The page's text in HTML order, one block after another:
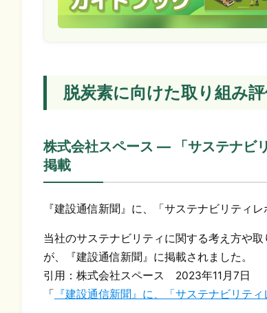
脱炭素に向けた取り組み
株式会社スペース ― 「サステナビ
掲載
『建設通信新聞』に、「サステナビリティ
当社のサステナビリティに関する考え方や
が、『建設通信新聞』に掲載されました。
引用：株式会社スペース 2023年11月7日
「 『建設通信新聞』に、「サステナビリテ